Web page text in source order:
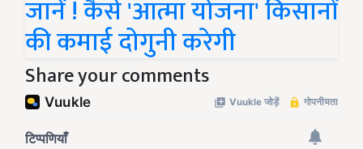
जानें ! कैसे 'आत्मा योजना' किसानों
की कमाई दोगुनी करेगी
Share your comments